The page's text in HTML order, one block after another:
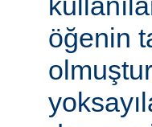
öğenin